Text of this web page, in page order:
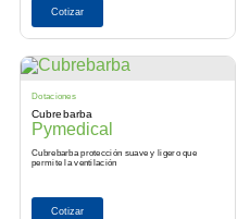
Cotizar
Dotaciones
Cubrebarba
Pymedical
Cubrebarba protección suave y ligero que
permite la ventilación
Cotizar